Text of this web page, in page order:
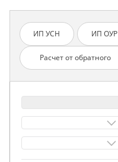
ИП УСН ИП ОУР
Расчет от обратного